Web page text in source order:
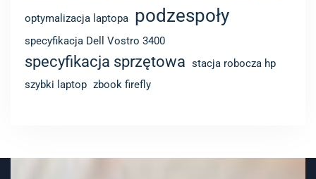
optymalizacja laptopa podzespoły
specyfikacja Dell Vostro 3400
specyfikacja sprzętowa stacja robocza hp
szybki laptop zbook firefly